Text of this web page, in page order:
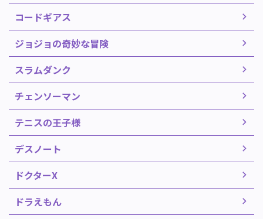
コードギアス
ジョジョの奇妙な冒険
スラムダンク
チェンソーマン
テニスの王子様
デスノート
ドクターX
ドラえもん